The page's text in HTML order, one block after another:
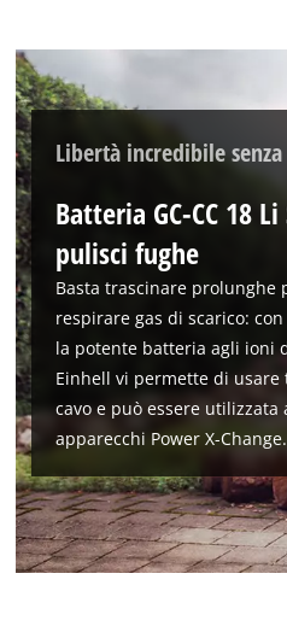
Libertà incredibile
Batteria GC-CC 18
pulisci fughe
Basta trascinare prolunghe
respirare gas di scarico:
la potente batteria agli ioni
Einhell vi permette di
cavo e può essere
apparecchi Power X-Change.